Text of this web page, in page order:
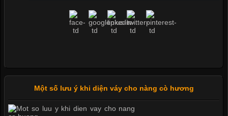
Một số lưu ý khi diện váy cho nàng cò hương